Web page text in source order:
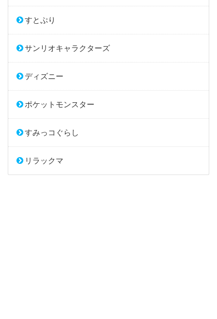
すとぷり
サンリオキャラクターズ
ディズニー
ポケットモンスター
すみっコぐらし
リラックマ